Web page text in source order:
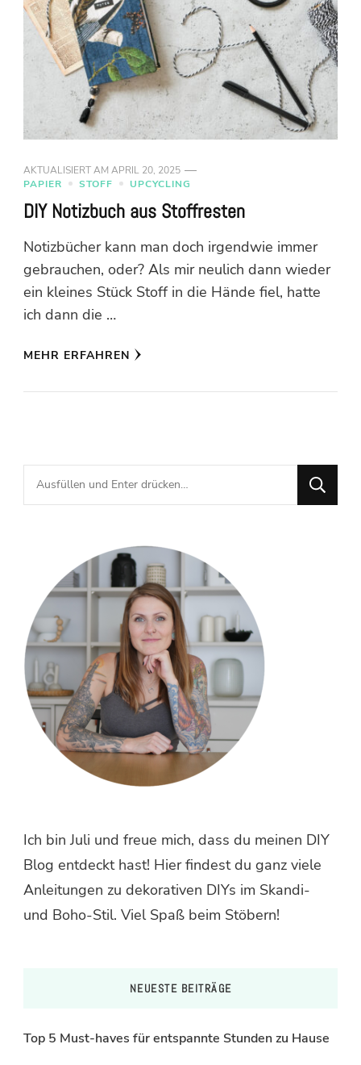
AKTUALISIERT AM APRIL 20, 2025
PAPIER
STOFF UPCYCLING
DIY Notizbuch aus Stoffresten
Notizbücher kann man doch irgendwie immer
gebrauchen, oder? Als mir neulich dann wieder
ein kleines Stück Stoff in die Hände fiel, hatte
ich dann die …
MEHR ERFAHREN
Suchst
du
Ich bin Juli und freue mich, dass du meinen DIY
Blog entdeckt hast! Hier findest du ganz viele
Anleitungen zu dekorativen DIYs im Skandi-
und Boho-Stil. Viel Spaß beim Stöbern!
NEUESTE BEITRÄGE
Top 5 Must-haves für entspannte Stunden zu Hause